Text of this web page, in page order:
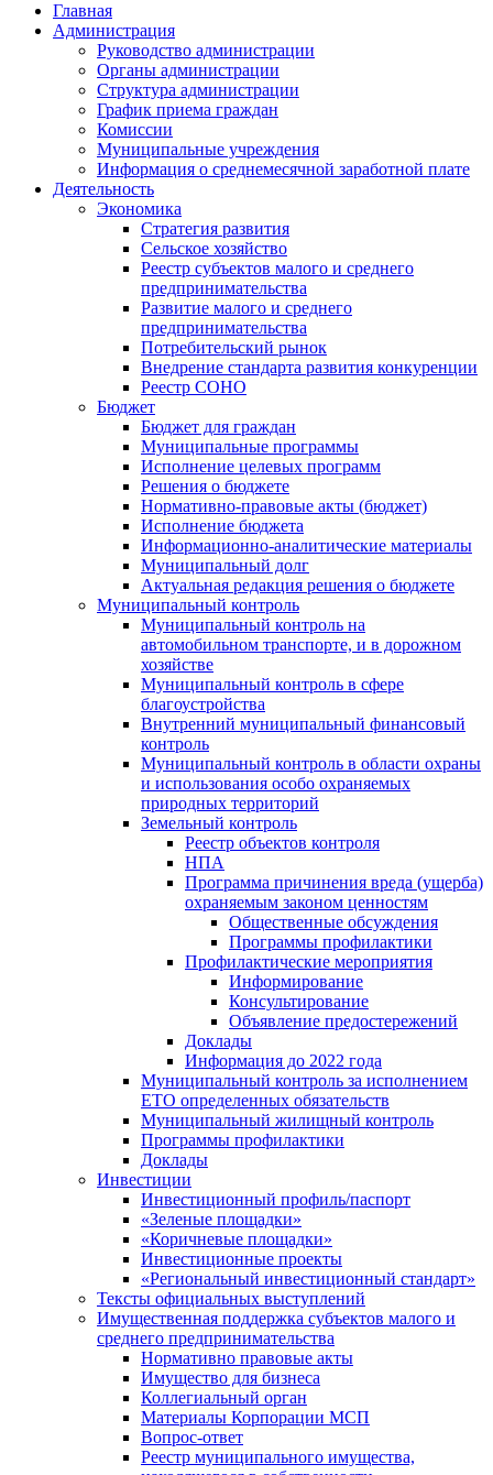
Главная
Администрация
Руководство администрации
Органы администрации
Структура администрации
График приема граждан
Комиссии
Муниципальные учреждения
Информация о среднемесячной заработной плате
Деятельность
Экономика
Стратегия развития
Сельское хозяйство
Реестр субъектов малого и среднего
предпринимательства
Развитие малого и среднего
предпринимательства
Потребительский рынок
Внедрение стандарта развития конкуренции
Реестр СОНО
Бюджет
Бюджет для граждан
Муниципальные программы
Исполнение целевых программ
Решения о бюджете
Нормативно-правовые акты (бюджет)
Исполнение бюджета
Информационно-аналитические материалы
Муниципальный долг
Актуальная редакция решения о бюджете
Муниципальный контроль
Муниципальный контроль на
автомобильном транспорте, и в дорожном
хозяйстве
Муниципальный контроль в сфере
благоустройства
Внутренний муниципальный финансовый
контроль
Муниципальный контроль в области охраны
и использования особо охраняемых
природных территорий
Земельный контроль
Реестр объектов контроля
НПА
Программа причинения вреда (ущерба)
охраняемым законом ценностям
Общественные обсуждения
Программы профилактики
Профилактические мероприятия
Информирование
Консультирование
Объявление предостережений
Доклады
Информация до 2022 года
Муниципальный контроль за исполнением
ЕТО определенных обязательств
Муниципальный жилищный контроль
Программы профилактики
Доклады
Инвестиции
Инвестиционный профиль/паспорт
«Зеленые площадки»
«Коричневые площадки»
Инвестиционные проекты
«Региональный инвестиционный стандарт»
Тексты официальных выступлений
Имущественная поддержка субъектов малого и
среднего предпринимательства
Нормативно правовые акты
Имущество для бизнеса
Коллегиальный орган
Материалы Корпорации МСП
Вопрос-ответ
Реестр муниципального имущества,